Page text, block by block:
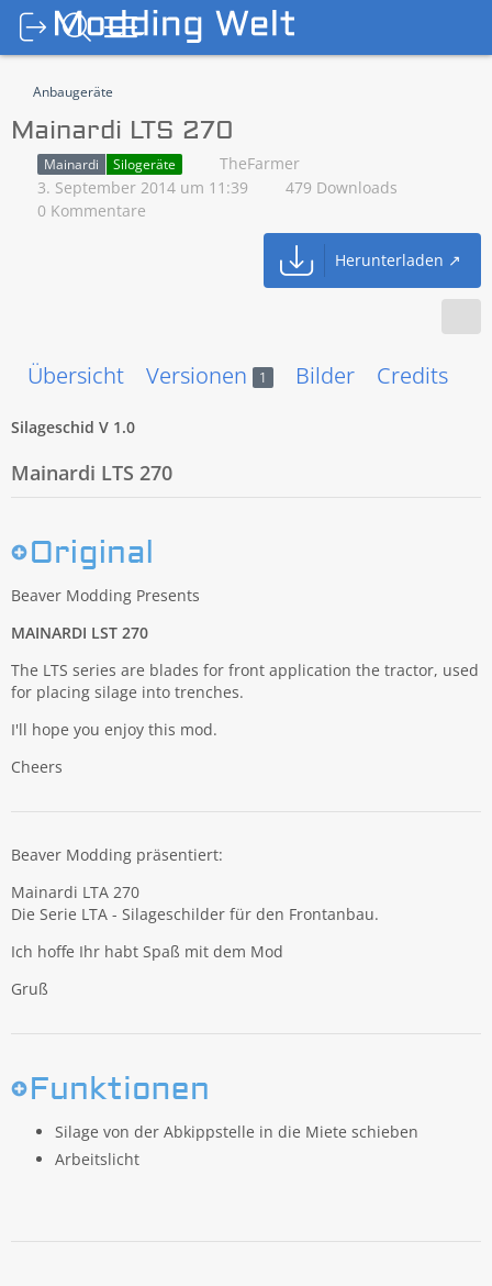
Anbaugeräte
Mainardi LTS 270
Mainardi Silogeräte
TheFarmer
3. September 2014 um 11:39
479 Downloads
0 Kommentare
Herunterladen
Übersicht Versionen 1 Bilder Credits
Silageschid V 1.0
Mainardi LTS 270
Beaver Modding Presents
MAINARDI LST 270
The LTS series are blades for front application the tractor, used
for placing silage into trenches.
I'll hope you enjoy this mod.
Cheers
Beaver Modding präsentiert:
Mainardi LTA 270
Die Serie LTA - Silageschilder für den Frontanbau.
Ich hoffe Ihr habt Spaß mit dem Mod
Gruß
Silage von der Abkippstelle in die Miete schieben
Arbeitslicht